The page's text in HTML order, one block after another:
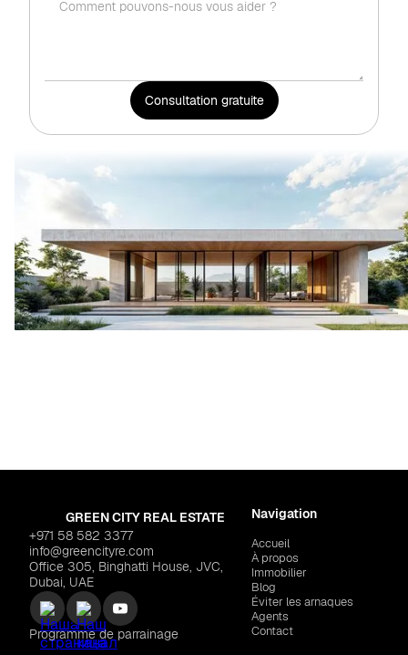
GREEN CITY REAL ESTATE
+971 58 582 3377
info@greencityre.com
Office 305, Binghatti House, JVC,
Dubai, UAE
Programme de parrainage
Navigation
Accueil
À propos
Immobilier
Blog
Éviter les arnaques
Agents
Contact